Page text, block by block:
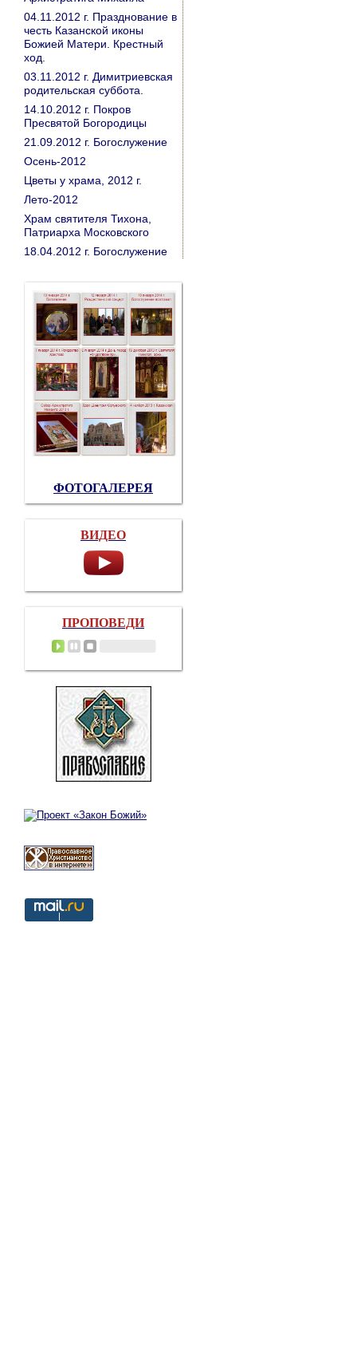
04.11.2012 г. Празднование в
честь Казанской иконы
Божией Матери. Крестный
ход.
03.11.2012 г. Димитриевская
родительская суббота.
14.10.2012 г. Покров
Пресвятой Богородицы
21.09.2012 г. Богослужение
Осень-2012
Цветы у храма, 2012 г.
Лето-2012
Храм святителя Тихона,
Патриарха Московского
18.04.2012 г. Богослужение
ФОТОГАЛЕРЕЯ
ВИДЕО
ПРОПОВЕДИ